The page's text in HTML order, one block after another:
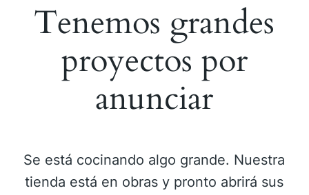
Tenemos grandes
proyectos por
anunciar
Se está cocinando algo grande. Nuestra
tienda está en obras y pronto abrirá sus